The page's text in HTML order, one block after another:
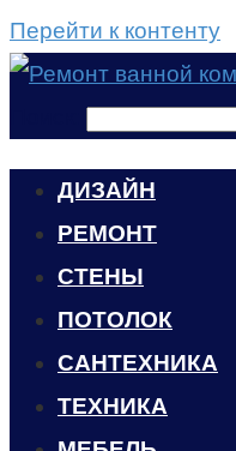
Перейти к контенту
ДИЗАЙН
РЕМОНТ
СТЕНЫ
ПОТОЛОК
САНТЕХНИКА
ТЕХНИКА